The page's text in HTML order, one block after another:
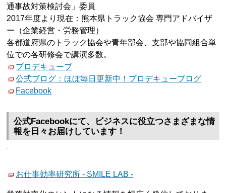
通事故対策検討会」委員
2017年度より現在：熊本県トラック協会 専門アドバイザ
ー（企業経営・労務管理）
各都道府県のトラック協会や青年部会、支部や協同組合単
位での各研修会で講演多数。
プロデキューブ
公式ブログ：ほぼ毎日更新中！プロデキューブログ
Facebook
公式Facebookにて、ビジネスに役立つさまざまな情
報を日々お届けしています！
お仕事効率研究所 - SMILE LAB -